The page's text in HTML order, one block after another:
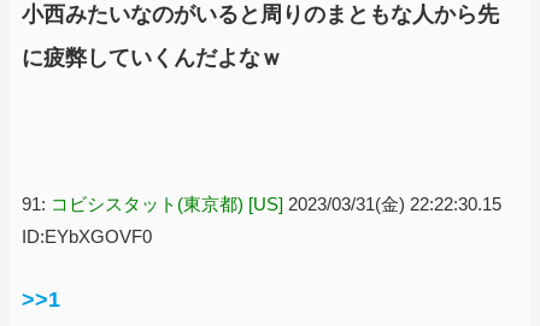
小西みたいなのがいると周りのまともな人から先
に疲弊していくんだよなｗ
91: コビシスタット(東京都) [US] 2023/03/31(金) 22:22:30.15
ID:EYbXGOVF0
>>1